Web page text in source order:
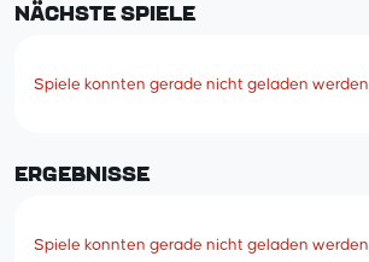
NÄCHSTE SPIELE
Spiele konnten gerade nicht geladen werden.
ERGEBNISSE
Spiele konnten gerade nicht geladen werden.